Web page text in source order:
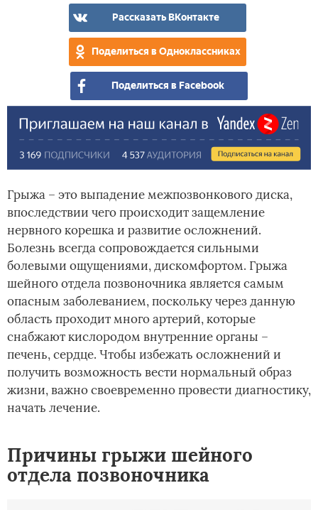
Рассказать ВКонтакте
Поделиться в Одноклассниках
Поделиться в Facebook
Грыжа – это выпадение межпозвонкового диска,
впоследствии чего происходит защемление
нервного корешка и развитие осложнений.
Болезнь всегда сопровождается сильными
болевыми ощущениями, дискомфортом. Грыжа
шейного отдела позвоночника является самым
опасным заболеванием, поскольку через данную
область проходит много артерий, которые
снабжают кислородом внутренние органы –
печень, сердце. Чтобы избежать осложнений и
получить возможность вести нормальный образ
жизни, важно своевременно провести диагностику,
начать лечение.
Причины грыжи шейного
отдела позвоночника